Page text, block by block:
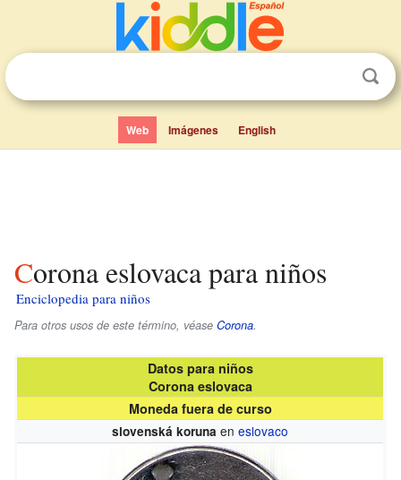
Web Imágenes English
Corona eslovaca para niños
Enciclopedia para niños
Para otros usos de este término, véase Corona.
Datos para niños
Corona eslovaca
Moneda fuera de curso
slovenská koruna eneslovaco